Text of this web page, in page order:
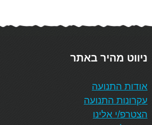
ניווט מהיר באתר
אודות התנועה
עקרונות התנועה
הצטרפ/י אלינו